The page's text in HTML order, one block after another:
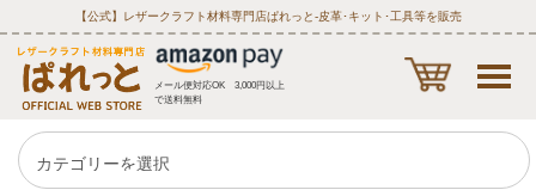
【公式】レザークラフト材料専門店ぱれっと‐皮革･キット･工具等を販売
メール便対応OK 3,000円以上
で送料無料